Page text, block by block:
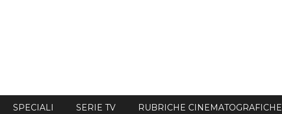
SPECIALI SERIE TV RUBRICHE CINEMATOGRAFICHE